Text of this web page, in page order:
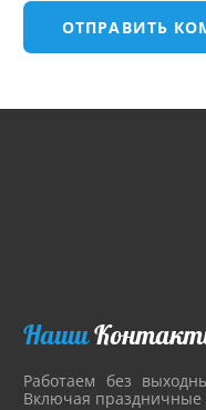
ОТПРАВИТЬ
Наши
Работаем без
Включая праздничные